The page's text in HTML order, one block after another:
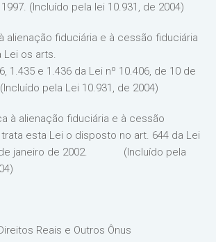
(Incluído pela lei 10.931, de 2004)
alienação fiduciária e à cessão fiduciária
Lei os arts.
1.435 e 1.436 da Lei nº 10.406, de 10 de
pela Lei 10.931, de 2004)
à alienação fiduciária e à cessão
esta Lei o disposto no art. 644 da Lei
de janeiro de 2002. (Incluído pela
Reais e Outros Ônus